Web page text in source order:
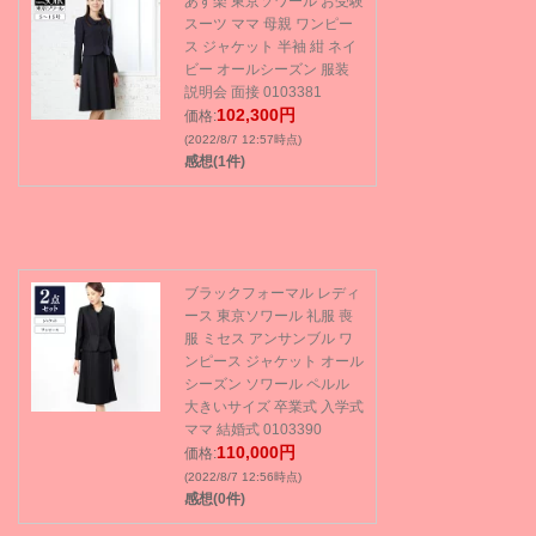
スーツ ママ 母親 ワンピー
ス ジャケット 半袖 紺 ネイ
ビー オールシーズン 服装
説明会 面接 0103381
価格:102,300円
(2022/8/7 12:57時点)
感想(1件)
ブラックフォーマル レディ
ース 東京ソワール 礼服 喪
服 ミセス アンサンブル ワ
ンピース ジャケット オール
シーズン ソワール ペルル
大きいサイズ 卒業式 入学式
ママ 結婚式 0103390
価格:110,000円
(2022/8/7 12:56時点)
感想(0件)